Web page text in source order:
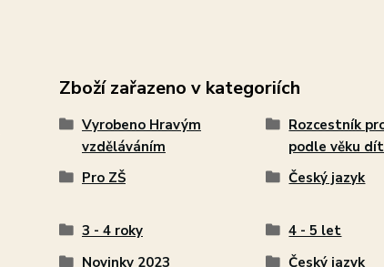
Zboží zařazeno v kategoriích
Vyrobeno Hravým
vzděláváním
Rozcestník
podle věku
Pro ZŠ Český jazyk
3 - 4 roky 4 - 5 let
Novinky 2023
Český jazyk